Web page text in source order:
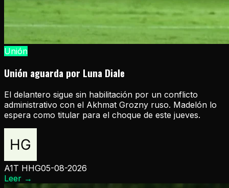
Unión
Unión aguarda por Luna Diale
El delantero sigue sin habilitación por un conflicto
administrativo con el Akhmat Grozny ruso. Madelón lo
espera como titular para el choque de este jueves.
A1T HHG05-08-2026
Leer →